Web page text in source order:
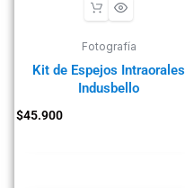
Fotografía
Kit de Espejos Intraorales
Indusbello
$45.900